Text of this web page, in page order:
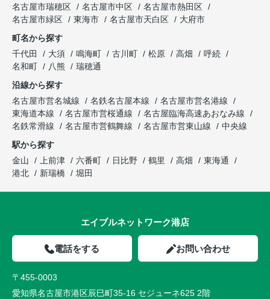
名古屋市瑞穂区
名古屋市中区
名古屋市熱田区
名古屋市緑区
東海市 名古屋市天白区
大府市
町名から探す
千代田
大須 鳴海町 古川町 松原 高畑
呼続
名和町
八熊
瑞穂通
沿線から探す
名古屋市営名城線
名鉄名古屋本線
名古屋市営名港線
東海道本線
名古屋市営桜通線
名古屋臨海高速あおなみ線
名鉄常滑線
名古屋市営鶴舞線 名古屋市営東山線
中央線
駅から探す
金山
上前津 六番町 日比野 鶴里 高畑
東海通
港北
新瑞橋 堀田
エイブルネットワーク港店
電話をする お問い合わせ
〒455-0003
愛知県名古屋市港区辰巳町35-16 セジューネ625 2階